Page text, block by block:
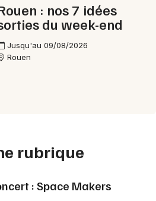
: nos 7 idées
du week-end
Jusqu'au 09/08/2026
Rouen
rubrique
: Space Makers